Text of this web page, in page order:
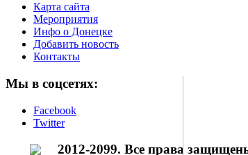
Карта сайта
Мероприятия
Инфо о Донецке
Добавить новость
Контакты
Мы в соцсетях:
Facebook
Twitter
2012-2099. Все права